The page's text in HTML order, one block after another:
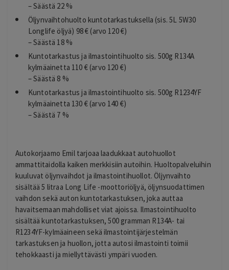
– Säästä 22 %
Öljynvaihtohuolto kuntotarkastuksella (sis. 5L 5W30
Longlife öljyä) 98 € (arvo 120 €)
– Säästä 18 %
Kuntotarkastus ja ilmastointihuolto sis. 500g R134A
kylmäainetta 110 € (arvo 120 €)
– Säästä 8 %
Kuntotarkastus ja ilmastointihuolto sis. 500g R1234YF
kylmäainetta 130 € (arvo 140 €)
– Säästä 7 %
Autokorjaamo Emil tarjoaa laadukkaat autohuollot
ammattitaidolla kaiken merkkisiin autoihin. Huoltopalveluihin
kuuluvat öljynvaihdot ja ilmastointihuollot. Öljynvaihto
sisältää 5 litraa Long Life -moottoriöljyä, öljynsuodattimen
vaihdon sekä auton kuntotarkastuksen, joka auttaa
havaitsemaan mahdolliset viat ajoissa. Ilmastointihuolto
sisältää kuntotarkastuksen, 500 gramman R134A- tai
R1234YF-kylmäaineen sekä ilmastointijärjestelmän
tarkastuksen ja huollon, jotta autosi ilmastointi toimii
tehokkaasti ja miellyttävästi ympäri vuoden.